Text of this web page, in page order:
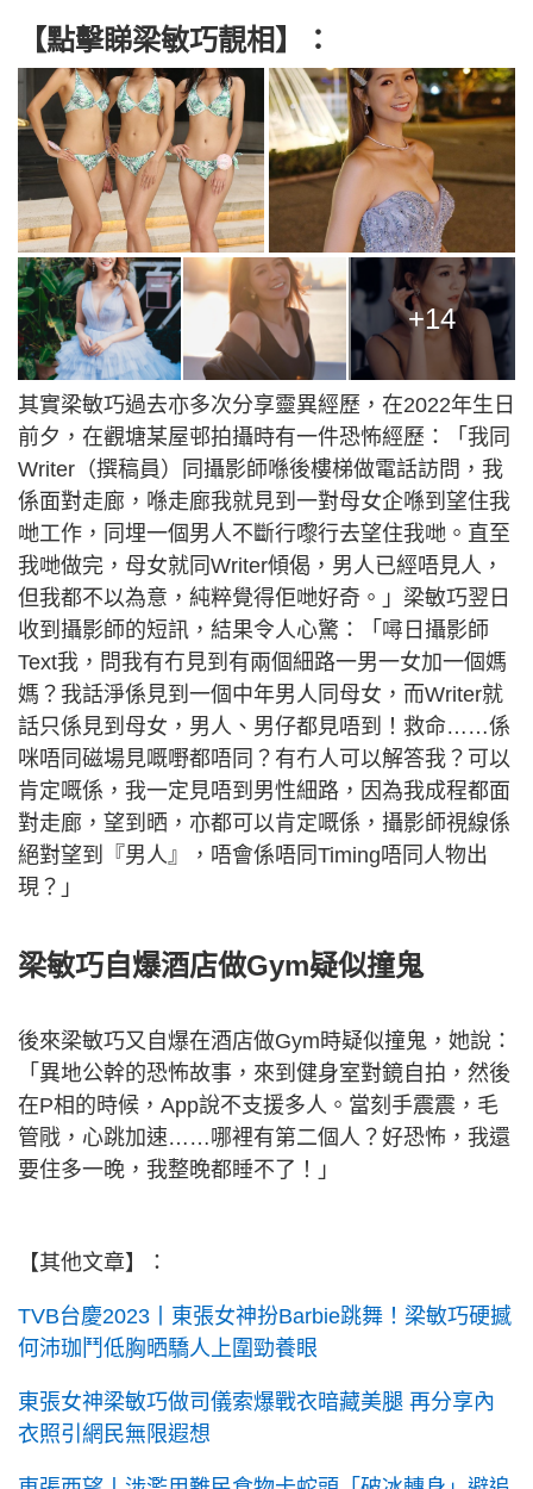
【點擊睇梁敏巧靚相】：
+14
其實梁敏巧過去亦多次分享靈異經歷，在2022年生日
前夕，在觀塘某屋邨拍攝時有一件恐怖經歷：「我同
Writer（撰稿員）同攝影師喺後樓梯做電話訪問，我
係面對走廊，喺走廊我就見到一對母女企喺到望住我
哋工作，同埋一個男人不斷行嚟行去望住我哋。直至
我哋做完，母女就同Writer傾偈，男人已經唔見人，
但我都不以為意，純粹覺得佢哋好奇。」梁敏巧翌日
收到攝影師的短訊，結果令人心驚：「噚日攝影師
Text我，問我有冇見到有兩個細路一男一女加一個媽
媽？我話淨係見到一個中年男人同母女，而Writer就
話只係見到母女，男人、男仔都見唔到！救命……係
咪唔同磁場見嘅嘢都唔同？有冇人可以解答我？可以
肯定嘅係，我一定見唔到男性細路，因為我成程都面
對走廊，望到晒，亦都可以肯定嘅係，攝影師視線係
絕對望到『男人』，唔會係唔同Timing唔同人物出
現？」
梁敏巧自爆酒店做Gym疑似撞鬼
後來梁敏巧又自爆在酒店做Gym時疑似撞鬼，她說：
「異地公幹的恐怖故事，來到健身室對鏡自拍，然後
在P相的時候，App說不支援多人。當刻手震震，毛
管戙，心跳加速……哪裡有第二個人？好恐怖，我還
要住多一晚，我整晚都睡不了！」
【其他文章】：
TVB台慶2023丨東張女神扮Barbie跳舞！梁敏巧硬撼
何沛珈鬥低胸晒驕人上圍勁養眼
東張女神梁敏巧做司儀索爆戰衣暗藏美腿 再分享內
衣照引網民無限遐想